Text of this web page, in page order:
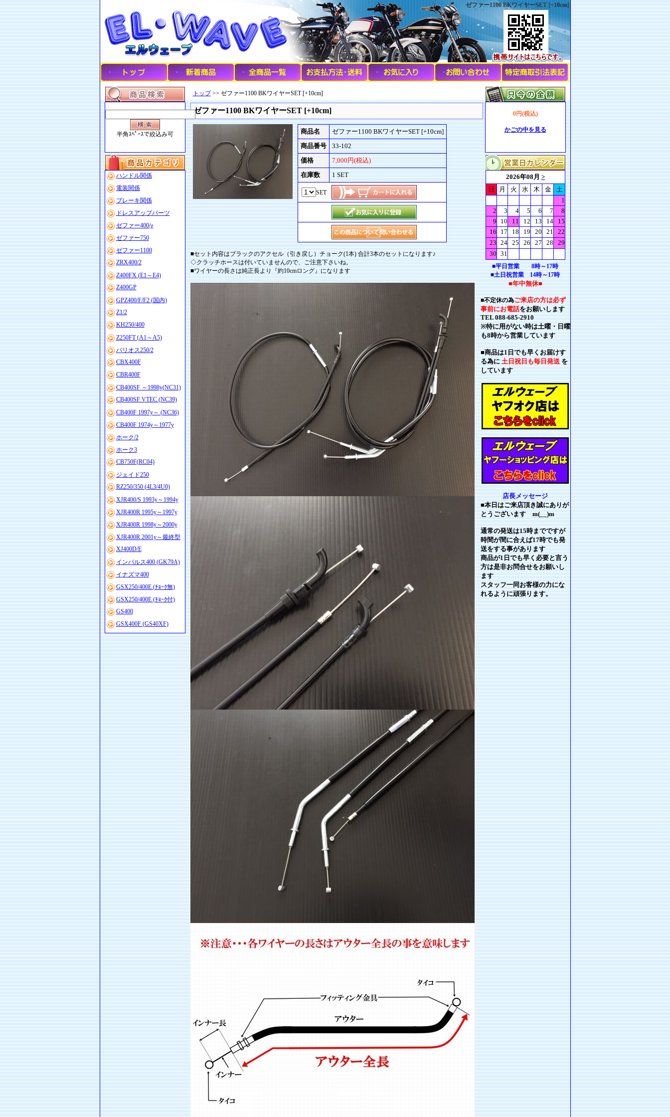
ゼファー1100 BKワイヤーSET [+10cm]
半角ｽﾍﾟｰｽで絞込み可
ハンドル関係
電装関係
ブレーキ関係
ドレスアップパーツ
ゼファー400/χ
ゼファー750
ゼファー1100
ZRX400/2
Z400FX (E1～E4)
Z400GP
GPZ400/F/F2 (国内)
Z1/2
KH250/400
Z250FT (A1～A5)
バリオス250/2
CBX400F
CBR400F
CB400SF ～1998y(NC31)
CB400SF VTEC (NC39)
CB400F 1997y～ (NC36)
CB400F 1974y～1977y
ホーク/2
ホーク3
CB750F(RC04)
ジェイド250
RZ250/350 (4L3/4U0)
XJR400/S 1993y～1994y
XJR400R 1995y～1997y
XJR400R 1998y～2000y
XJR400R 2001y～最終型
XJ400D/E
インパルス400 (GK79A)
イナズマ400
GSX250/400E (ﾁｮｰｸ無)
GSX250/400E (ﾁｮｰｸ付)
GS400
GSX400F (GS40XF)
トップ>> ゼファー1100 BKワイヤーSET [+10cm]
ゼファー1100 BKワイヤーSET [+10cm]
商品名
ゼファー1100 BKワイヤーSET [+10cm]
商品番号
33-102
価格
7,000円(税込)
在庫数
1 SET
SET
■セット内容はブラックのアクセル（引き戻し）チョーク(1本) 合計3本のセットになります♪
◇クラッチホースは付いていませんので、ご注意下さいね。
■ワイヤーの長さは純正長より『約10cmロング』になります
0円(税込)
かごの中を見る
■平日営業 8時～17時
■土日祝営業 14時～17時
■年中無休■
■不定休の為ご来店の方は必ず
事前にお電話をお願いします
TEL 088-685-2910
※特に用がない時は土曜・日曜
も8時から営業しています
■商品は1日でも早くお届けす
る為に 土日祝日も毎日発送 を
しています
店長メッセージ
■本日はご来店頂き誠にありが
とうございます m(__)m
通常の発送は15時までですが
時間が間に合えば17時でも発
送をする事があります
商品が1日でも早く必要と言う
方は是非お問合せをお願いし
ます
スタッフ一同お客様の力にな
れるように頑張ります。